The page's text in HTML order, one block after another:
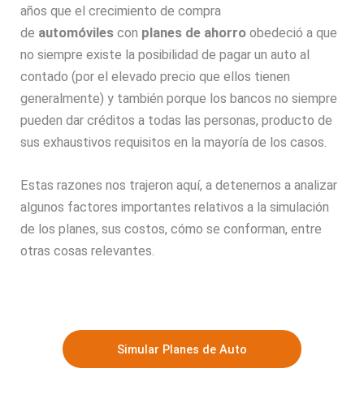
años que el crecimiento de compra
de automóviles con planes de ahorroobedeció a que
no siempre existe la posibilidad de pagar un auto al
contado (por el elevado precio que ellos tienen
generalmente) y también porque los bancos no siempre
pueden dar créditos a todas las personas, producto de
sus exhaustivos requisitos en la mayoría de los casos.
Estas razones nos trajeron aquí, a detenernos a analizar
algunos factores importantes relativos a la simulación
de los planes, sus costos, cómo se conforman, entre
otras cosas relevantes.
Simular Planes de Auto